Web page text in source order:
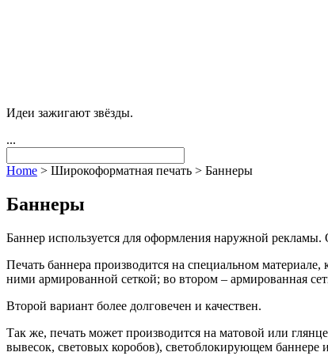
Идеи зажигают звёзды.
...
Home > Широкоформатная печать > Баннеры
Баннеры
Баннер используется для оформления наружной
Печать баннера производится на специальном
ними армированной сеткой; во втором – армированная
Второй вариант более долговечен и качествен.
Так же, печать может производится на матовой или
вывесок, световых коробов), светоблокирующем баннере